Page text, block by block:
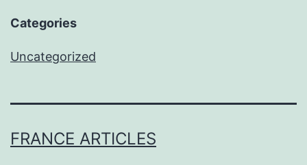
Categories
Uncategorized
FRANCE ARTICLES